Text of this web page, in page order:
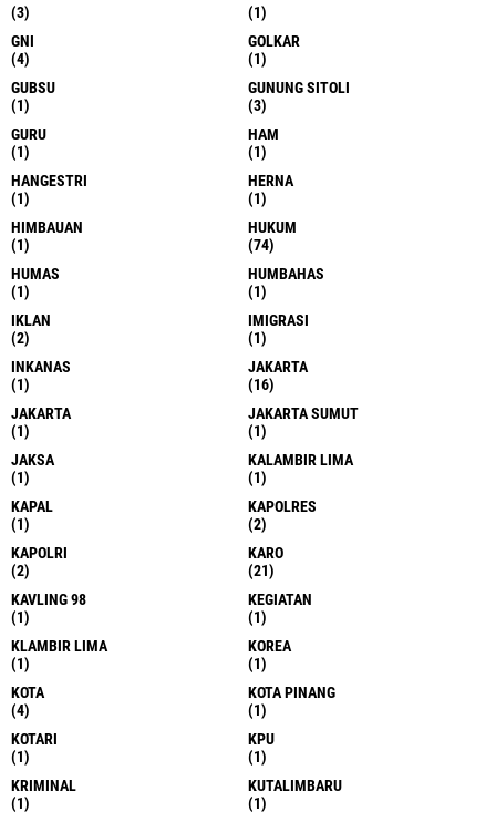
(3)
(1)
GNI
(4)
GOLKAR
(1)
GUBSU
(1)
GUNUNG SITOLI
(3)
GURU
(1)
HAM
(1)
HANGESTRI
(1)
HERNA
(1)
HIMBAUAN
(1)
HUKUM
(74)
HUMAS
(1)
HUMBAHAS
(1)
IKLAN
(2)
IMIGRASI
(1)
INKANAS
(1)
JAKARTA
(16)
JAKARTA
(1)
JAKARTA SUMUT
(1)
JAKSA
(1)
KALAMBIR LIMA
(1)
KAPAL
(1)
KAPOLRES
(2)
KAPOLRI
(2)
KARO
(21)
KAVLING 98
(1)
KEGIATAN
(1)
KLAMBIR LIMA
(1)
KOREA
(1)
KOTA
(4)
KOTA PINANG
(1)
KOTARI
(1)
KPU
(1)
KRIMINAL
(1)
KUTALIMBARU
(1)